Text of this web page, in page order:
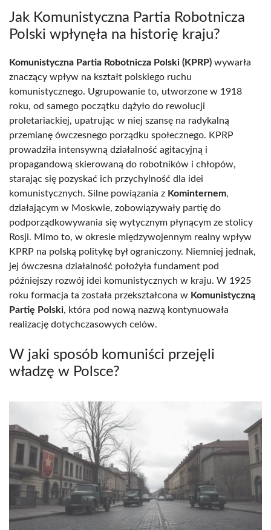
Jak Komunistyczna Partia Robotnicza
Polski wpłynęła na historię kraju?
Komunistyczna Partia Robotnicza Polski (KPRP) wywarła
znaczący wpływ na kształt polskiego ruchu
komunistycznego. Ugrupowanie to, utworzone w 1918
roku, od samego początku dążyło do rewolucji
proletariackiej, upatrując w niej szansę na radykalną
przemianę ówczesnego porządku społecznego. KPRP
prowadziła intensywną działalność agitacyjną i
propagandową skierowaną do robotników i chłopów,
starając się pozyskać ich przychylność dla idei
komunistycznych. Silne powiązania z Kominternem,
działającym w Moskwie, zobowiązywały partię do
podporządkowywania się wytycznym płynącym ze stolicy
Rosji. Mimo to, w okresie międzywojennym realny wpływ
KPRP na polską politykę był ograniczony. Niemniej jednak,
jej ówczesna działalność położyła fundament pod
późniejszy rozwój idei komunistycznych w kraju. W 1925
roku formacja ta została przekształcona w Komunistyczną
Partię Polski, która pod nową nazwą kontynuowała
realizację dotychczasowych celów.
W jaki sposób komuniści przejęli
władzę w Polsce?